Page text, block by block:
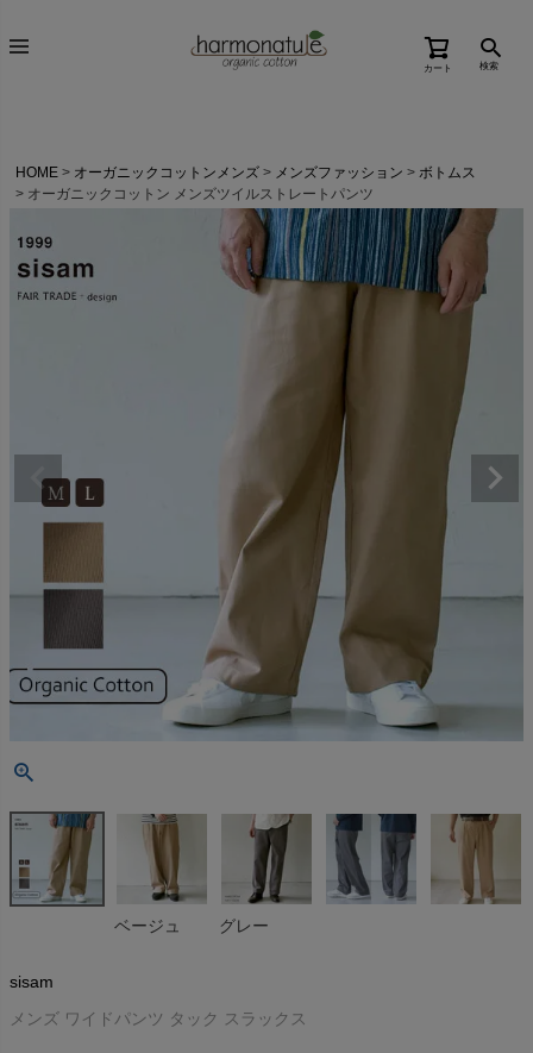
カート 検索
HOME オーガニックコットンメンズ メンズファッション
ボトムス
オーガニックコットン メンズツイルストレートパンツ
ベージュ グレー
sisam
メンズ ワイドパンツ タック スラックス